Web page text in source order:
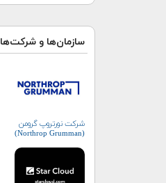
سازمان‌ها و شرکت‌ها
شرکت نورتروپ گرومن
(Northrop Grumman)